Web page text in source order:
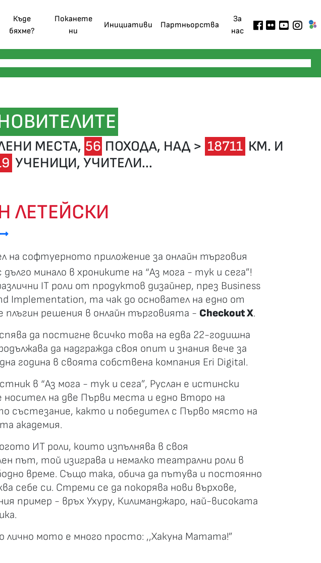
Къде
бяхме?
Поканете
ни
Инициативи Партньорства
За
нас
МЕСТА, 56 ПОХОДА, НАД > 18711 КМ. И
УЧЕНИЦИ, УЧИТЕЛИ...
ЛЕТЕЙСКИ
на софтуерното приложение за онлайн търговия
дълго минало в хрониките на “Аз мога - тук и сега”!
IT роли от продуктов дизайнер, през Business
Implementation, та чак до основател на едно от
плъгин решения в онлайн търговията - Checkout X.
да постигне всичко това на едва 22-годишна
да надгражда своя опит и знания вече за
година в своята собствена компания Eri Digital.
в “Аз мога - тук и сега”, Руслан е истински
носител на две Първи места и едно Второ на
състезание, както и победител с Първо място на
академия.
ИТ роли, които изпълнява в своя
път, той изиграва и немалко театрални роли в
време. Също така, обича да пътува и постоянно
себе си. Стреми се да покорява нови върхове,
пример - връх Ухуру, Килиманджаро, най-високата
лично мото е много просто: ,,Хакуна Матата!”